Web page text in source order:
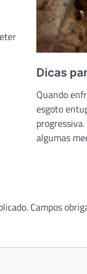
Dicas
Quando
esgoto
algumas
Campos